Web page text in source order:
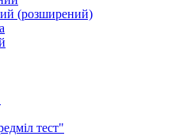
(розширений)
тест"